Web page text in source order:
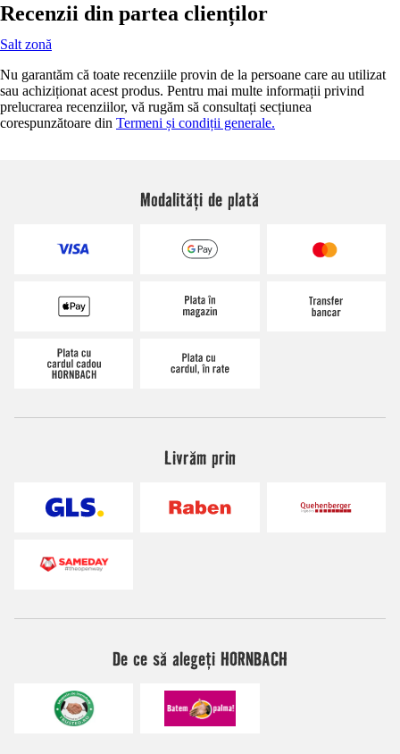
Recenzii din partea clienților
Salt zonă
Nu garantăm că toate recenziile provin de la persoane care au utilizat
sau achiziționat acest produs. Pentru mai multe informații privind
prelucrarea recenziilor, vă rugăm să consultați secțiunea
corespunzătoare din Termeni și condiții generale.
Modalități de plată
Livrăm prin
De ce să alegeți HORNBACH